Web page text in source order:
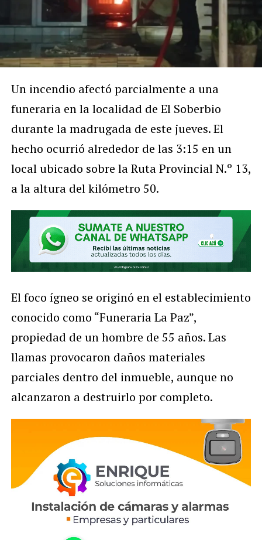
Un incendio afectó parcialmente a una
funeraria en la localidad de El Soberbio
durante la madrugada de este jueves. El
hecho ocurrió alrededor de las 3:15 en un
local ubicado sobre la Ruta Provincial N.º 13,
a la altura del kilómetro 50.
El foco ígneo se originó en el establecimiento
conocido como “Funeraria La Paz”,
propiedad de un hombre de 55 años. Las
llamas provocaron daños materiales
parciales dentro del inmueble, aunque no
alcanzaron a destruirlo por completo.